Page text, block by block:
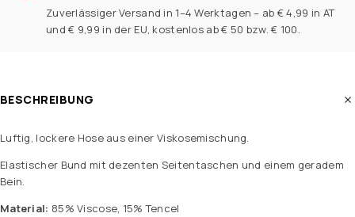
Zuverlässiger Versand in 1–4 Werktagen – ab € 4,99 in AT
und € 9,99 in der EU, kostenlos ab € 50 bzw. € 100.
BESCHREIBUNG
Luftig, lockere Hose aus einer Viskosemischung.
Elastischer Bund mit dezenten Seitentaschen und einem geradem
Bein.
Material: 85% Viscose, 15% Tencel